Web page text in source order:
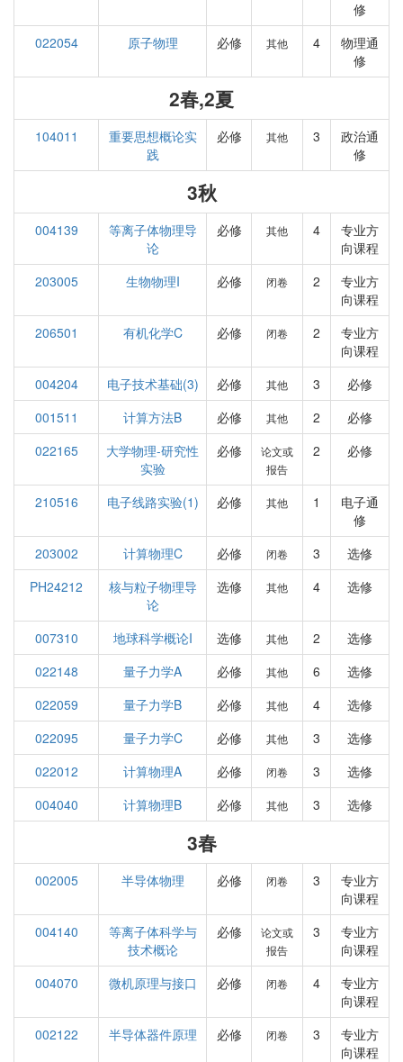
修
022054
原子物理 必修 其他 4
物理通
修
2春,2夏
104011
重要思想概论实
践
必修 其他 3
政治通
修
3秋
004139
等离子体物理导
论
必修 其他 4
专业方
向课程
203005
生物物理I 必修 闭卷 2
专业方
向课程
206501
有机化学C 必修 闭卷 2
专业方
向课程
004204
电子技术基础(3) 必修 其他 3
必修
001511
计算方法B 必修 其他 2
必修
022165
大学物理-研究性
实验
必修
论文或
报告
2 必修
210516 电子线路实验(1) 必修 其他 1
电子通
修
203002
计算物理C 必修 闭卷 3
选修
PH24212
核与粒子物理导
论
选修 其他 4 选修
007310 地球科学概论I 选修 其他 2
选修
022148
量子力学A 必修 其他 6
选修
022059
量子力学B 必修 其他 4
选修
022095
量子力学C 必修 其他 3
选修
022012
计算物理A 必修 闭卷 3
选修
004040
计算物理B 必修 其他 3 选修
3春
002005 半导体物理 必修 闭卷 3
专业方
向课程
004140
等离子体科学与
技术概论
必修
论文或
报告
3
专业方
向课程
004070
微机原理与接口 必修 闭卷 4
专业方
向课程
002122
半导体器件原理 必修 闭卷 3
专业方
向课程